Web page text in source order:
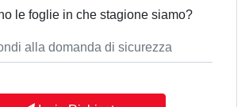
le foglie in che stagione siamo?